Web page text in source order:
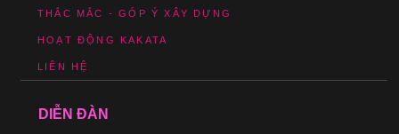
THẮC MẮC - GÓP Ý XÂY DỰNG
HOẠT ĐỘNG KAKATA
LIÊN HỆ
DIỄN ĐÀN